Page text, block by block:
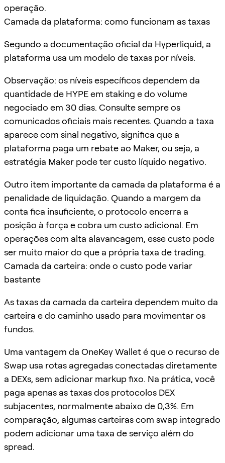
operação.
Camada da plataforma: como funcionam as taxas
Segundo a documentação oficial da Hyperliquid, a
plataforma usa um modelo de taxas por níveis.
Observação: os níveis específicos dependem da
quantidade de HYPE em staking e do volume
negociado em 30 dias. Consulte sempre os
comunicados oficiais mais recentes. Quando a taxa
aparece com sinal negativo, significa que a
plataforma paga um rebate ao Maker, ou seja, a
estratégia Maker pode ter custo líquido negativo.
Outro item importante da camada da plataforma é a
penalidade de liquidação. Quando a margem da
conta fica insuficiente, o protocolo encerra a
posição à força e cobra um custo adicional. Em
operações com alta alavancagem, esse custo pode
ser muito maior do que a própria taxa de trading.
Camada da carteira: onde o custo pode variar
bastante
As taxas da camada da carteira dependem muito da
carteira e do caminho usado para movimentar os
fundos.
Uma vantagem da OneKey Wallet é que o recurso de
Swap usa rotas agregadas conectadas diretamente
a DEXs, sem adicionar markup fixo. Na prática, você
paga apenas as taxas dos protocolos DEX
subjacentes, normalmente abaixo de 0,3%. Em
comparação, algumas carteiras com swap integrado
podem adicionar uma taxa de serviço além do
spread.